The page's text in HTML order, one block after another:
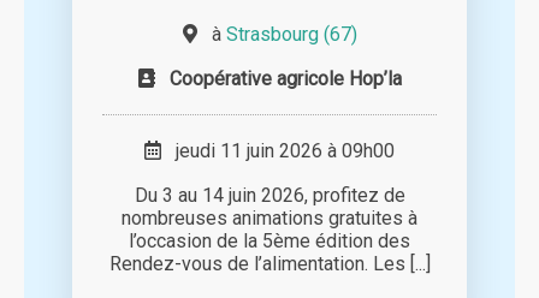
à Strasbourg (67)
Coopérative agricole Hop’la
jeudi 11 juin 2026 à 09h00
Du 3 au 14 juin 2026, profitez de
nombreuses animations gratuites à
l’occasion de la 5ème édition des
Rendez-vous de l’alimentation. Les [...]